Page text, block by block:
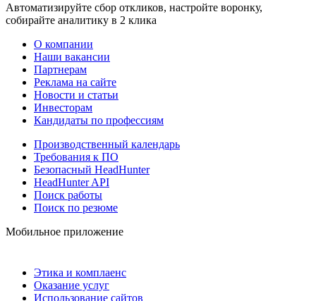
Автоматизируйте сбор откликов, настройте воронку,
собирайте аналитику в 2 клика
О компании
Наши вакансии
Партнерам
Реклама на сайте
Новости и статьи
Инвесторам
Кандидаты по профессиям
Производственный календарь
Требования к ПО
Безопасный HeadHunter
HeadHunter API
Поиск работы
Поиск по резюме
Мобильное приложение
Этика и комплаенс
Оказание услуг
Использование сайтов